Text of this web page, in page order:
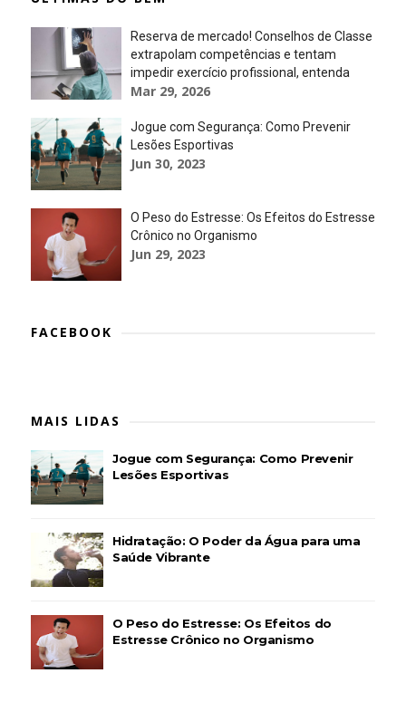
Reserva de mercado! Conselhos de Classe
extrapolam competências e tentam
impedir exercício profissional, entenda
Mar 29, 2026
Jogue com Segurança: Como Prevenir
Lesões Esportivas
Jun 30, 2023
O Peso do Estresse: Os Efeitos do Estresse
Crônico no Organismo
Jun 29, 2023
FACEBOOK
MAIS LIDAS
Jogue com Segurança: Como Prevenir
Lesões Esportivas
Hidratação: O Poder da Água para uma
Saúde Vibrante
O Peso do Estresse: Os Efeitos do
Estresse Crônico no Organismo